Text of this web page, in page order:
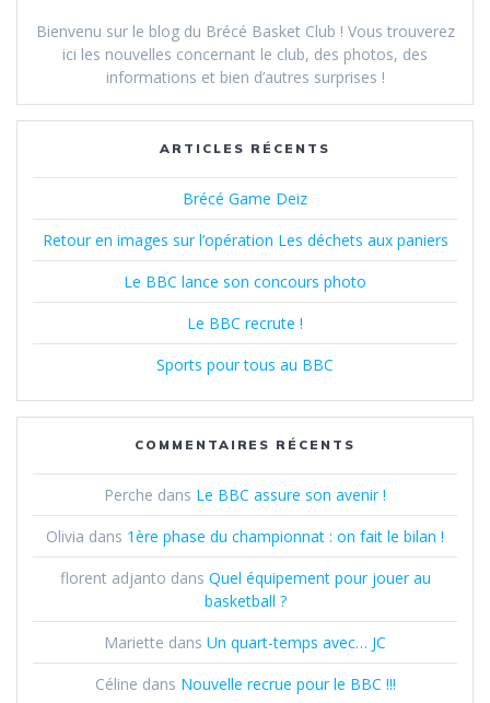
Bienvenu sur le blog du Brécé Basket Club ! Vous trouverez
ici les nouvelles concernant le club, des photos, des
informations et bien d’autres surprises !
ARTICLES RÉCENTS
Brécé Game Deiz
Retour en images sur l’opération Les déchets aux paniers
Le BBC lance son concours photo
Le BBC recrute !
Sports pour tous au BBC
COMMENTAIRES RÉCENTS
Perche dans Le BBC assure son avenir !
Olivia dans 1ère phase du championnat : on fait le bilan !
florent adjanto dans Quel équipement pour jouer au
basketball ?
Mariette dans Un quart-temps avec… JC
Céline dans Nouvelle recrue pour le BBC !!!